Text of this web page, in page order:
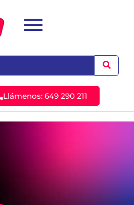
Llámenos: 649 290 211